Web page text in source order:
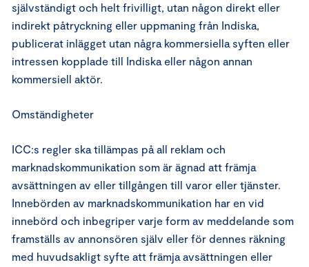
självständigt och helt frivilligt, utan någon direkt eller
indirekt påtryckning eller uppmaning från Indiska,
publicerat inlägget utan några kommersiella syften eller
intressen kopplade till Indiska eller någon annan
kommersiell aktör.
Omständigheter
ICC:s regler ska tillämpas på all reklam och
marknadskommunikation som är ägnad att främja
avsättningen av eller tillgången till varor eller tjänster.
Innebörden av marknadskommunikation har en vid
innebörd och inbegriper varje form av meddelande som
framställs av annonsören själv eller för dennes räkning
med huvudsakligt syfte att främja avsättningen eller